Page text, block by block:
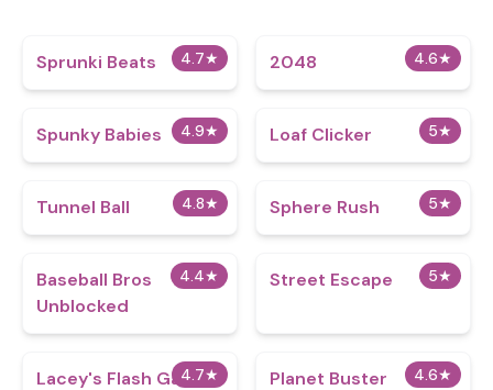
4.7★
Sprunki Beats 4.6★
2048
4.9★
Spunky Babies 5★
Loaf Clicker
4.8★
Tunnel Ball 5★
Sphere Rush
4.4★
Baseball Bros
Unblocked
5★
Street Escape
4.7★
Lacey's Flash Games 4.6★
Planet Buster